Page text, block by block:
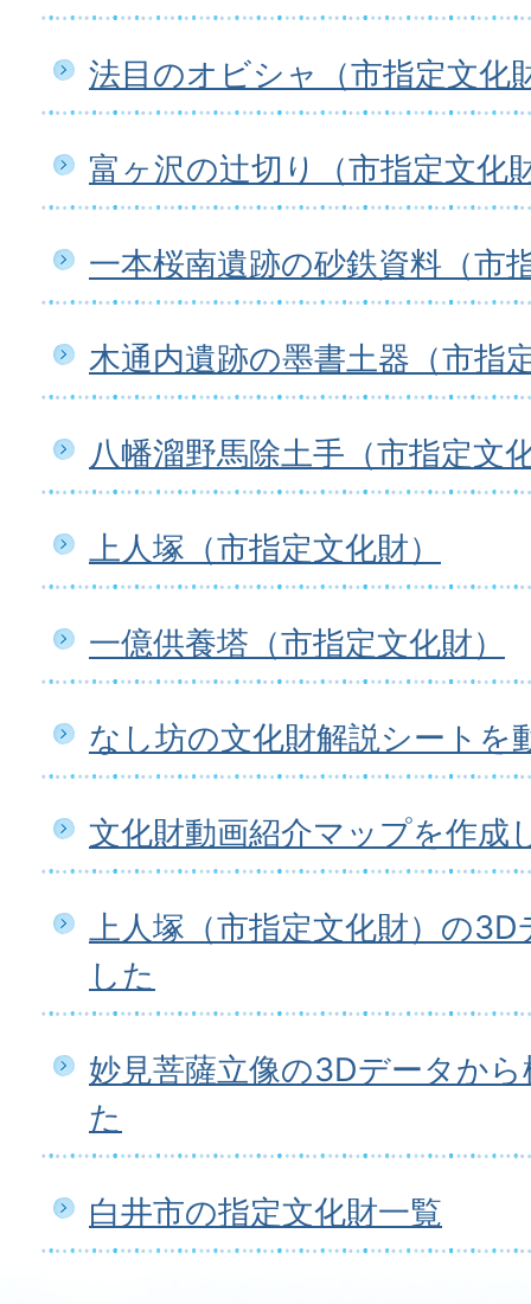
法目のオビシャ（市指定文化
富ヶ沢の辻切り（市指定文化
一本桜南遺跡の砂鉄資料（市
木通内遺跡の墨書土器（市指
八幡溜野馬除土手（市指定文
上人塚（市指定文化財）
一億供養塔（市指定文化財）
なし坊の文化財解説シートを
文化財動画紹介マップを作成
上人塚（市指定文化財）の
した
妙見菩薩立像の3Dデータか
た
白井市の指定文化財一覧